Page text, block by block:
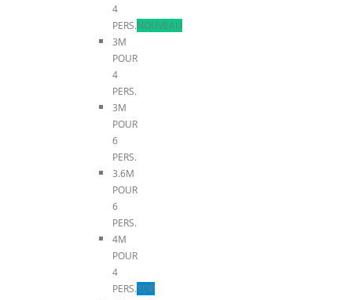
4
PERS.NOUVEAU
3M
POUR
4
PERS.
3M
POUR
6
PERS.
3.6M
POUR
6
PERS.
4M
POUR
4
PERS.TOP